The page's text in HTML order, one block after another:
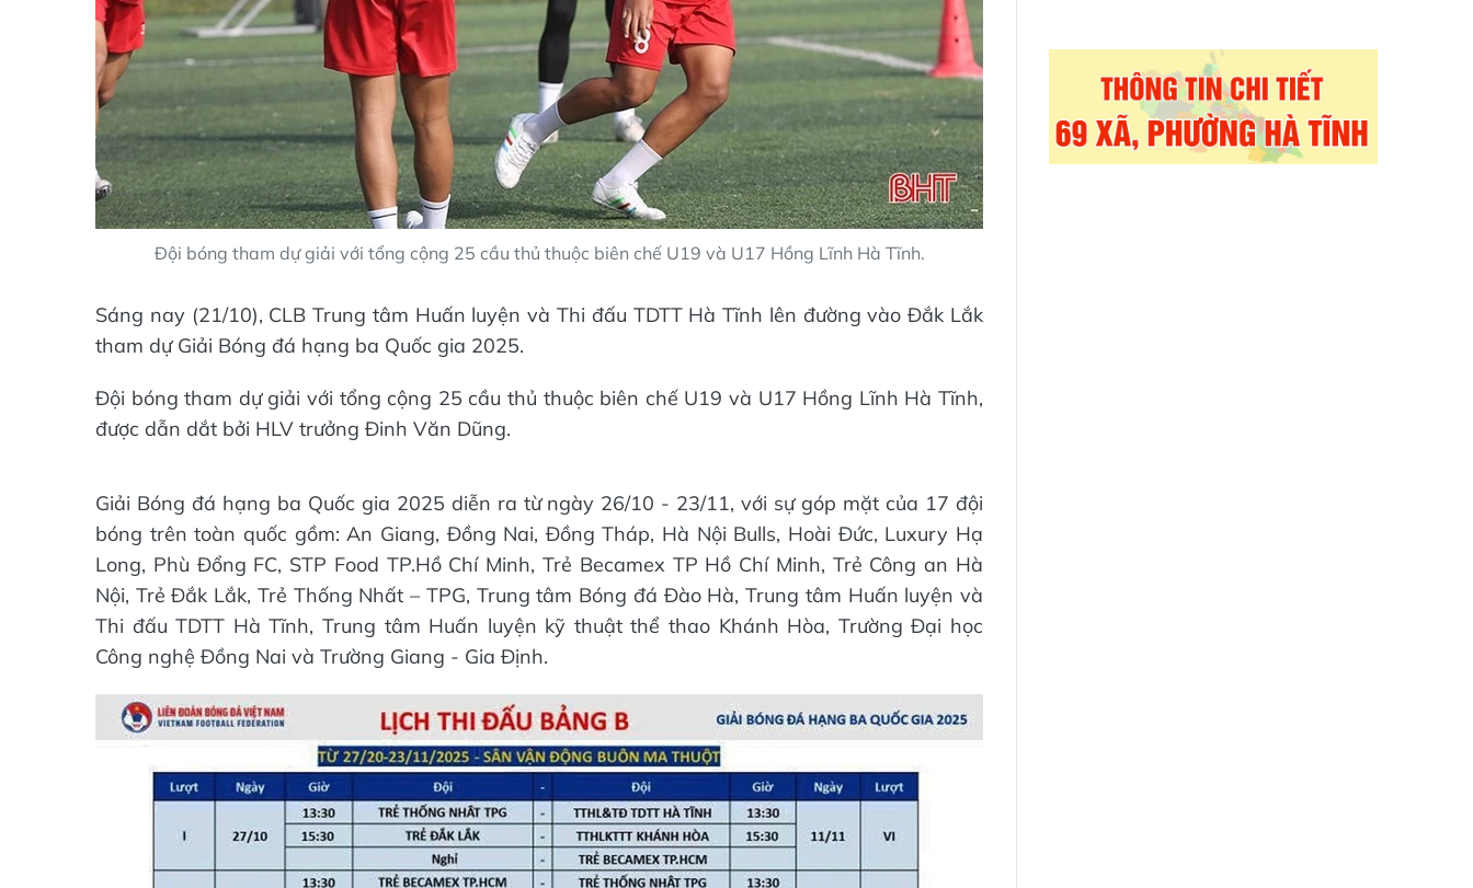
Đội bóng tham dự giải với tổng cộng 25 cầu thủ thuộc biên chế U19 và U17 Hồng Lĩnh Hà Tĩnh.
Sáng nay (21/10), CLB Trung tâm Huấn luyện và Thi đấu TDTT Hà Tĩnh lên đường vào Đắk Lắk
tham dự Giải Bóng đá hạng ba Quốc gia 2025.
Đội bóng tham dự giải với tổng cộng 25 cầu thủ thuộc biên chế U19 và U17 Hồng Lĩnh Hà Tĩnh,
được dẫn dắt bởi HLV trưởng Đinh Văn Dũng.
Giải Bóng đá hạng ba Quốc gia 2025 diễn ra từ ngày 26/10 - 23/11, với sự góp mặt của 17 đội
bóng trên toàn quốc gồm: An Giang, Đồng Nai, Đồng Tháp, Hà Nội Bulls, Hoài Đức, Luxury Hạ
Long, Phù Đổng FC, STP Food TP.Hồ Chí Minh, Trẻ Becamex TP Hồ Chí Minh, Trẻ Công an Hà
Nội, Trẻ Đắk Lắk, Trẻ Thống Nhất – TPG, Trung tâm Bóng đá Đào Hà, Trung tâm Huấn luyện và
Thi đấu TDTT Hà Tĩnh, Trung tâm Huấn luyện kỹ thuật thể thao Khánh Hòa, Trường Đại học
Công nghệ Đồng Nai và Trường Giang - Gia Định.